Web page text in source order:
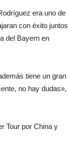
era uno de
con éxito juntos
del Bayern en
tiene un gran
no hay dudas»,
Tour por China y